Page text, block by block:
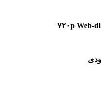
۷۲۰p Web-dl